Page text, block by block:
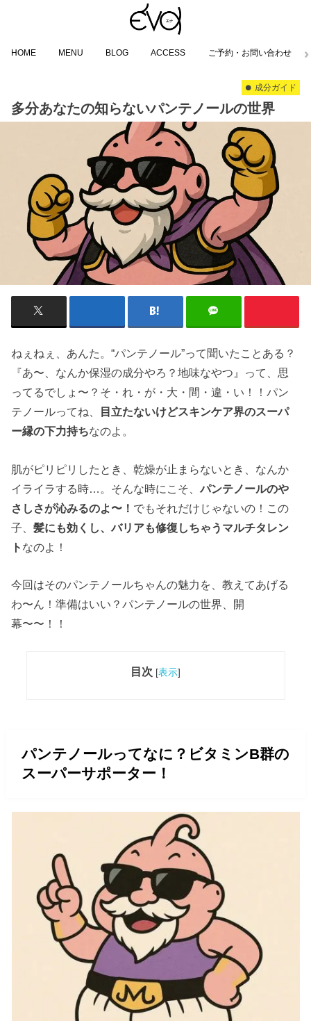
HOME MENU BLOG ACCESS ご予約・お問い合わせ
成分ガイド
多分あなたの知らないパンテノールの世界
ねぇねぇ、あんた。“パンテノール”って聞いたことある？
『あ〜、なんか保湿の成分やろ？地味なやつ』って、思
ってるでしょ〜？そ・れ・が・大・間・違・い！！パン
テノールってね、 目立たないけどスキンケア界のスーパ
ー縁の下力持ちなのよ。
肌がピリピリしたとき、乾燥が止まらないとき、なんか
イライラする時…。そんな時にこそ、 パンテノールのや
さしさが沁みるのよ〜！ でもそれだけじゃないの！この
子、髪にも効くし、バリアも修復しちゃうマルチタレン
ト なのよ！
今回はそのパンテノールちゃんの魅力を、教えてあげる
わ〜ん！準備はいい？パンテノールの世界、開
幕〜〜！！
目次 [表示]
パンテノールってなに？ビタミンB群の
スーパーサポーター！